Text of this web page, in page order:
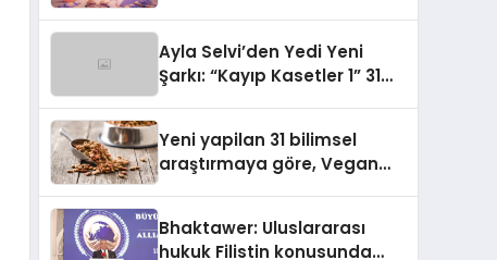
Ayla Selvi’den Yedi Yeni
Şarkı: “Kayıp Kasetler 1” 31
Yeni yapilan 31 bilimsel
araştırmaya göre, Vegan
Sindirildiğini Ortaya Koydu
Bhaktawer: Uluslararası
hukuk Filistin konusunda